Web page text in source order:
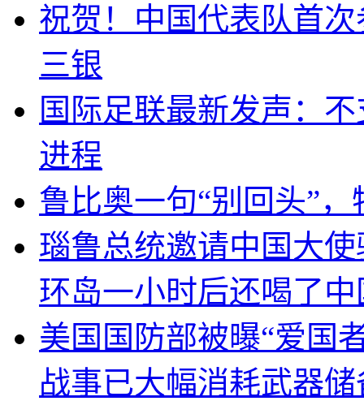
祝贺！中国代表队首
三银
国际足联最新发声：
进程
鲁比奥一句“别回头”
瑙鲁总统邀请中国大
环岛一小时后还喝了
美国国防部被曝“爱国
战事已大幅消耗武器储